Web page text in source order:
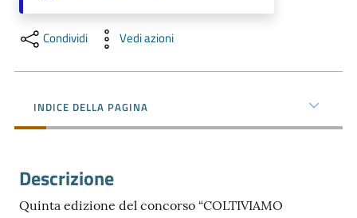
Impresa
Digitale
Camera
Condividi Vedi azioni
INDICE DELLA PAGINA
Descrizione
Quinta edizione del concorso “COLTIVIAMO